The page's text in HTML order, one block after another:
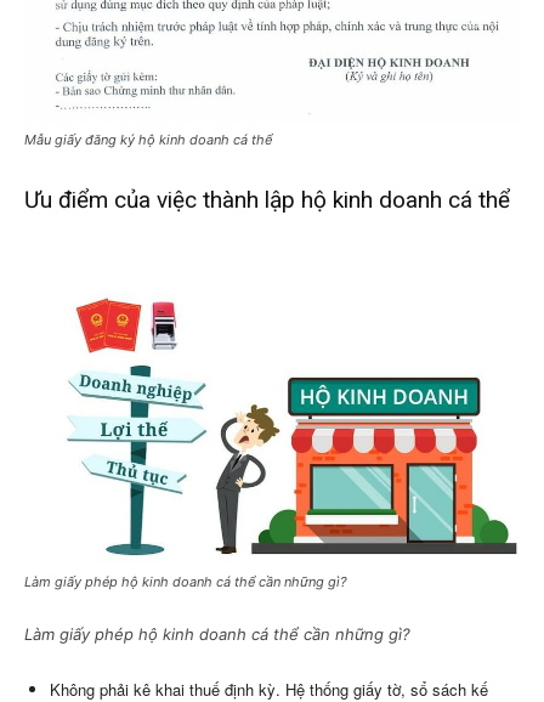
Mẫu giấy đăng ký hộ kinh doanh cá thể
Ưu điểm của việc thành lập hộ kinh doanh cá thể
Làm giấy phép hộ kinh doanh cá thể cần những gì?
Làm giấy phép hộ kinh doanh cá thể cần những gì?
Không phải kê khai thuế định kỳ. Hệ thống giấy tờ, sổ sách kế